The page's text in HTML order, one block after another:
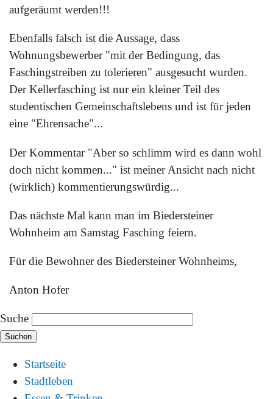
aufgeräumt werden!!!
Ebenfalls falsch ist die Aussage, dass
Wohnungsbewerber "mit der Bedingung, das
Faschingstreiben zu tolerieren" ausgesucht wurden.
Der Kellerfasching ist nur ein kleiner Teil des
studentischen Gemeinschaftslebens und ist für jeden
eine "Ehrensache"...
Der Kommentar "Aber so schlimm wird es dann wohl
doch nicht kommen..." ist meiner Ansicht nach nicht
(wirklich) kommentierungswürdig...
Das nächste Mal kann man im Biedersteiner
Wohnheim am Samstag Fasching feiern.
Für die Bewohner des Biedersteiner Wohnheims,
Anton Hofer
Suche
Startseite
Stadtleben